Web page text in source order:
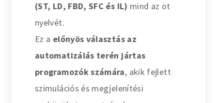
(ST, LD, FBD, SFC és IL) mind az öt
nyelvét.
Ez a előnyös választás az
automatizálás terén jártas
programozók számára, akik fejlett
szimulációs és megjelenítési